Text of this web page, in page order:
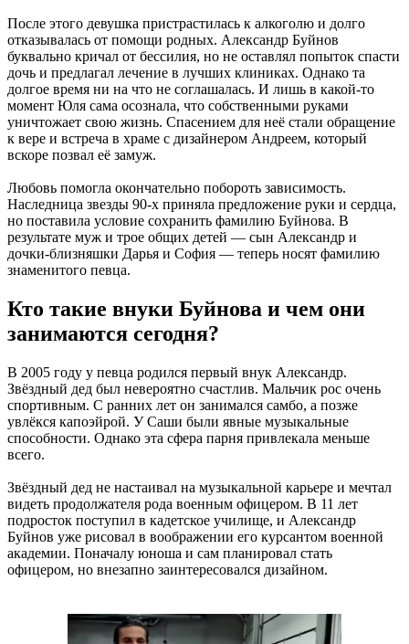
После этого девушка пристрастилась к алкоголю и долго
отказывалась от помощи родных. Александр Буйнов
буквально кричал от бессилия, но не оставлял попыток спасти
дочь и предлагал лечение в лучших клиниках. Однако та
долгое время ни на что не соглашалась. И лишь в какой-то
момент Юля сама осознала, что собственными руками
уничтожает свою жизнь. Спасением для неё стали обращение
к вере и встреча в храме с дизайнером Андреем, который
вскоре позвал её замуж.
Любовь помогла окончательно побороть зависимость.
Наследница звезды 90-х приняла предложение руки и сердца,
но поставила условие сохранить фамилию Буйнова. В
результате муж и трое общих детей — сын Александр и
дочки-близняшки Дарья и София — теперь носят фамилию
знаменитого певца.
Кто такие внуки Буйнова и чем они
занимаются сегодня?
В 2005 году у певца родился первый внук Александр.
Звёздный дед был невероятно счастлив. Мальчик рос очень
спортивным. С ранних лет он занимался самбо, а позже
увлёкся капоэйрой. У Саши были явные музыкальные
способности. Однако эта сфера парня привлекала меньше
всего.
Звёздный дед не настаивал на музыкальной карьере и мечтал
видеть продолжателя рода военным офицером. В 11 лет
подросток поступил в кадетское училище, и Александр
Буйнов уже рисовал в воображении его курсантом военной
академии. Поначалу юноша и сам планировал стать
офицером, но внезапно заинтересовался дизайном.